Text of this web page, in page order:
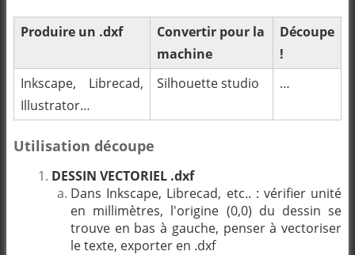
Produire un .dxf
Convertir pour la
machine
Découpe
!
Inkscape, Librecad,
Illustrator…
Silhouette studio …
Utilisation découpe
DESSIN VECTORIEL .dxf
Dans Inkscape, Librecad, etc.. : vérifier unité
en millimètres, l'origine (0,0) du dessin se
trouve en bas à gauche, penser à vectoriser
le texte, exporter en .dxf